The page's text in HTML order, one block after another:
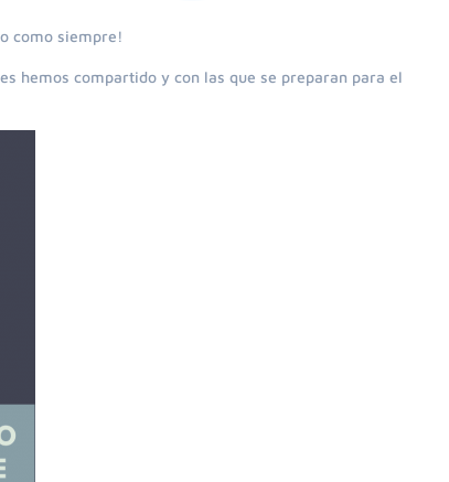
como siempre!
hemos compartido y con las que se preparan para el